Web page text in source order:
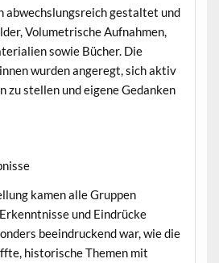
abwechslungsreich gestaltet und
Volumetrische Aufnahmen,
sowie Bücher. Die
wurden angeregt, sich aktiv
zu stellen und eigene Gedanken
kamen alle Gruppen
und Eindrücke
beeindruckend war, wie die
historische Themen mit